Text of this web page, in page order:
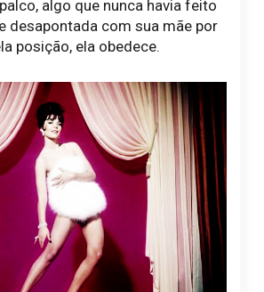
algo que nunca havia feito
desapontada com sua mãe por
posição, ela obedece.